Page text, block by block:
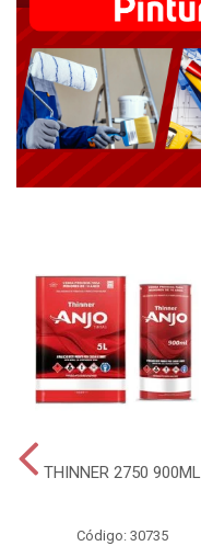
THINNER 2750 900ML
Código: 30735